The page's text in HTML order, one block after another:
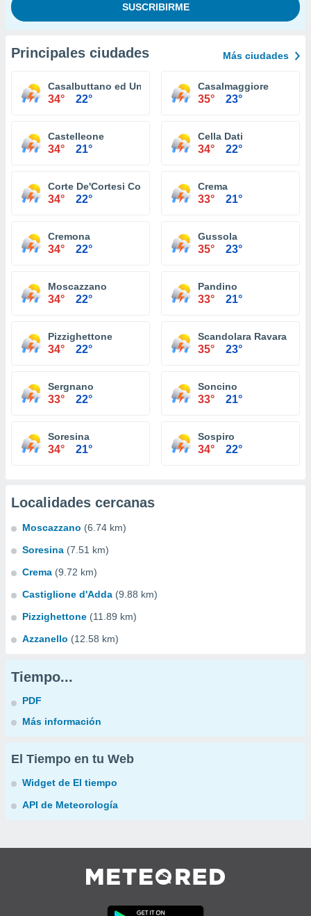
Principales ciudades Más ciudades
Casalbuttano ed Uniti
34° 22°
Casalmaggiore
35° 23°
Castelleone
34° 21°
Cella Dati
34° 22°
Corte De'Cortesi Con Cignone
34° 22°
Crema
33° 21°
Cremona
34° 22°
Gussola
35° 23°
Moscazzano
34° 22°
Pandino
33° 21°
Pizzighettone
34° 22°
Scandolara Ravara
35° 23°
Sergnano
33° 22°
Soncino
33° 21°
Soresina
34° 21°
Sospiro
34° 22°
Localidades cercanas
Moscazzano (6.74 km)
Soresina (7.51 km)
Crema (9.72 km)
Castiglione d'Adda (9.88 km)
Pizzighettone (11.89 km)
Azzanello (12.58 km)
Tiempo...
PDF
Más información
El Tiempo en tu Web
Widget de El tiempo
API de Meteorología